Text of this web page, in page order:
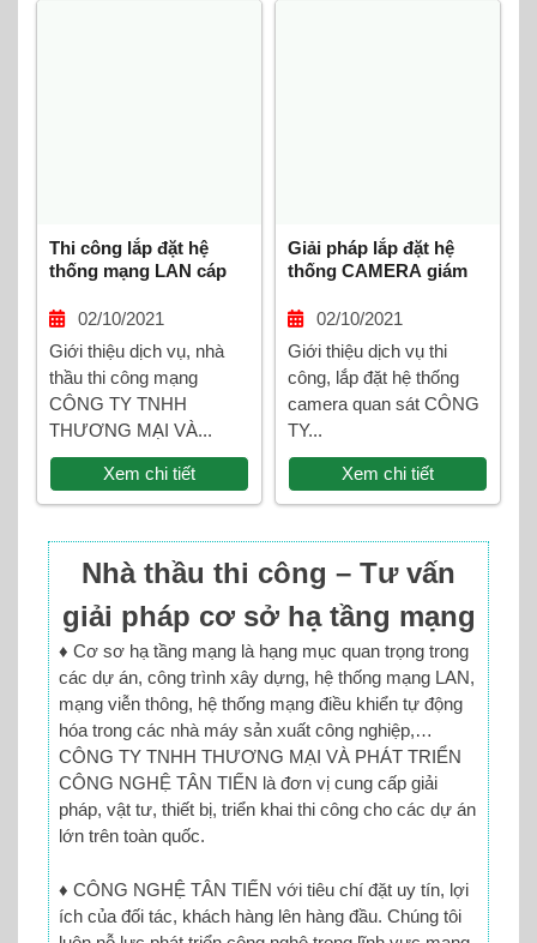
Thi công lắp đặt hệ
thống mạng LAN cáp
nhà văn phòng, khu
02/10/2021
Giới thiệu dịch vụ, nhà
thầu thi công mạng
CÔNG TY TNHH
THƯƠNG MẠI VÀ...
Xem chi tiết
Giải pháp lắp đặt hệ
thống CAMERA giám
phòng, tòa nhà, nhà
02/10/2021
Giới thiệu dịch vụ thi
công, lắp đặt hệ thống
camera quan sát CÔNG
TY...
Xem chi tiết
Nhà thầu thi công – Tư vấn
giải pháp cơ sở hạ tầng mạng
♦ Cơ sơ hạ tầng mạng là hạng mục quan trọng trong
các dự án, công trình xây dựng, hệ thống mạng LAN,
mạng viễn thông, hệ thống mạng điều khiển tự động
hóa trong các nhà máy sản xuất công nghiệp,…
CÔNG TY TNHH THƯƠNG MẠI VÀ PHÁT TRIỂN
CÔNG NGHỆ TÂN TIẾN là đơn vị cung cấp giải
pháp, vật tư, thiết bị, triển khai thi công cho các dự án
lớn trên toàn quốc.
♦ CÔNG NGHỆ TÂN TIẾN với tiêu chí đặt uy tín, lợi
ích của đối tác, khách hàng lên hàng đầu. Chúng tôi